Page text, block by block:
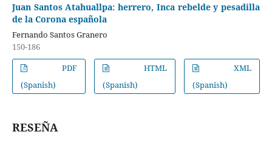
Juan Santos Atahuallpa: herrero, Inca rebelde y pesadilla
de la Corona española
Fernando Santos Granero
150-186
PDF
(Spanish)
HTML
(Spanish)
XML
(Spanish)
RESEÑA